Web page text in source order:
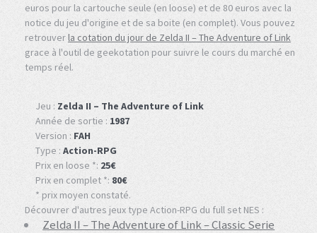
euros pour la cartouche seule (en loose) et de 80 euros avec la
notice du jeu d'origine et de sa boite (en complet). Vous pouvez
retrouverla cotation du jour de Zelda II – The Adventure of Link
grace à l'outil de geekotation pour suivre le cours du marché en
temps réel.
Jeu : Zelda II – The Adventure of Link
Année de sortie : 1987
Version : FAH
Type : Action-RPG
Prix en loose *: 25€
Prix en complet *: 80€
* prix moyen constaté.
Découvrer d'autres jeux type Action-RPG du full set NES :
Zelda II – The Adventure of Link – Classic Serie